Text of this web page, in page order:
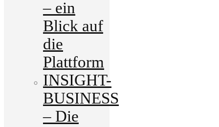
– ein
Blick auf
die
Plattform
INSIGHT-
BUSINESS
– Die